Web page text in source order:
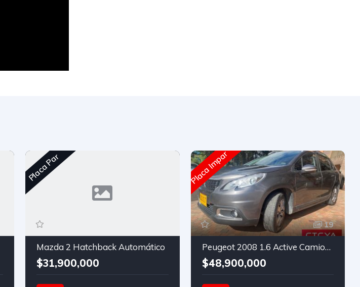
Placa Par
Mazda 2 Hatchback Automático
$31,900,000
Placa Impar
19
Peugeot 2008 1.6 Active Camioneta
$48,900,000